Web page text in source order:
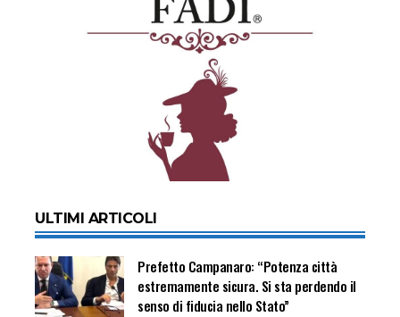
ULTIMI ARTICOLI
Prefetto Campanaro: “Potenza città
estremamente sicura. Si sta perdendo il
senso di fiducia nello Stato”